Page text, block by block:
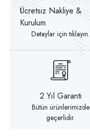
Ücretsiz Nakliye &
Kurulum
Detaylar için tıklayın.
2 Yıl Garanti
Bütün ürünlerimizde
geçerlidir.